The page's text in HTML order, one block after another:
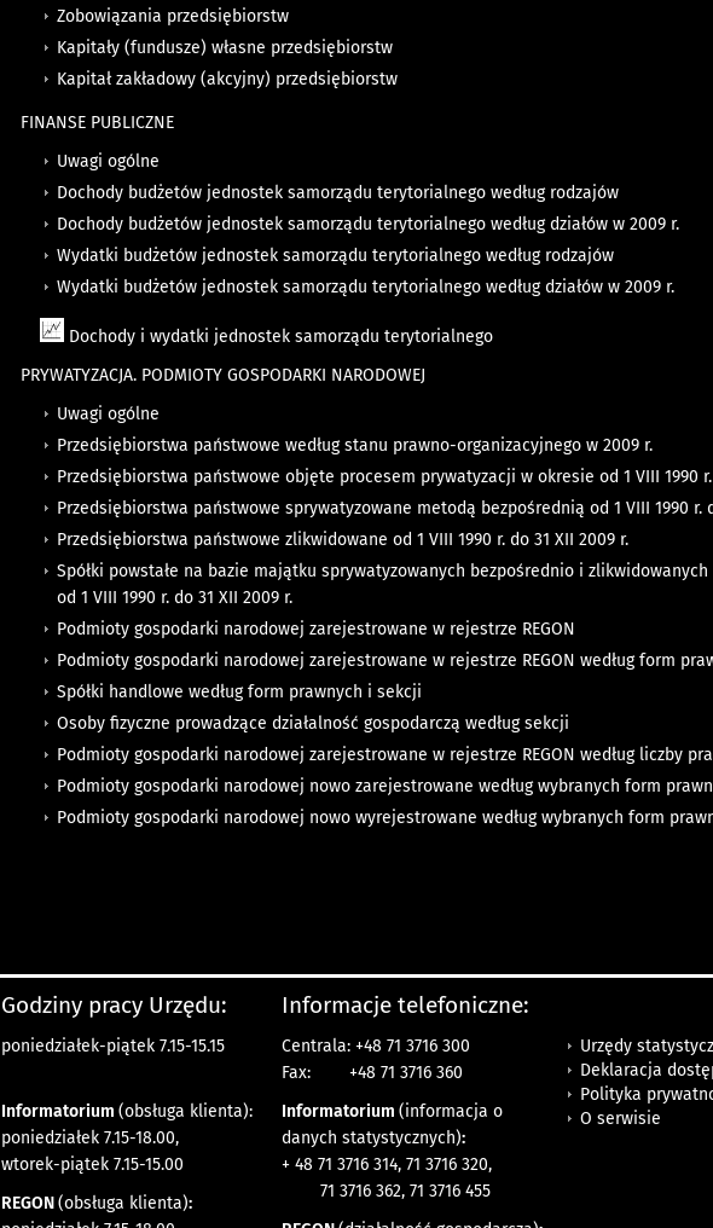
Zobowiązania przedsiębiorstw
Kapitały (fundusze) własne przedsiębiorstw
Kapitał zakładowy (akcyjny) przedsiębiorstw
FINANSE PUBLICZNE
Uwagi ogólne
Dochody budżetów jednostek samorządu terytorialnego według rodzajów
Dochody budżetów jednostek samorządu terytorialnego według działów w 2009 r.
Wydatki budżetów jednostek samorządu terytorialnego według rodzajów
Wydatki budżetów jednostek samorządu terytorialnego według działów w 2009 r.
Dochody i wydatki jednostek samorządu terytorialnego
PRYWATYZACJA. PODMIOTY GOSPODARKI NARODOWEJ
Uwagi ogólne
Przedsiębiorstwa państwowe według stanu prawno-organizacyjnego w 2009 r.
Przedsiębiorstwa państwowe objęte procesem prywatyzacji w okresie od 1 VIII 1990 r.
Przedsiębiorstwa państwowe sprywatyzowane metodą bezpośrednią od 1 VIII 1990 r.
Przedsiębiorstwa państwowe zlikwidowane od 1 VIII 1990 r. do 31 XII 2009 r.
Spółki powstałe na bazie majątku sprywatyzowanych bezpośrednio i
od 1 VIII 1990 r. do 31 XII 2009 r.
Podmioty gospodarki narodowej zarejestrowane w rejestrze REGON
Podmioty gospodarki narodowej zarejestrowane w rejestrze REGON według form
Spółki handlowe według form prawnych i sekcji
Osoby fizyczne prowadzące działalność gospodarczą według sekcji
Podmioty gospodarki narodowej zarejestrowane w rejestrze REGON według liczby
Podmioty gospodarki narodowej nowo zarejestrowane według wybranych form
Podmioty gospodarki narodowej nowo wyrejestrowane według wybranych form
Godziny pracy Urzędu:
poniedziałek-piątek 7.15-15.15
Informatorium (obsługa klienta):
poniedziałek 7.15-18.00,
wtorek-piątek 7.15-15.00
REGON(obsługa klienta):
Informacje telefoniczne:
Centrala: +48 71 3716 300
Fax:
+48 71 3716 360
Informatorium (informacja o
danych statystycznych):
+ 48 71 3716 314, 71 3716 320,
71 3716 362, 71 3716 455
Urzędy
Deklaracja
Polityka
O serwisie